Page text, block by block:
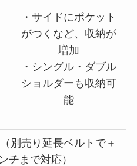
・サイドにポケット
がつくなど、収納が
増加
・シングル・ダブル
ショルダーも収納可
能
別売り延長ベルトで＋
チまで対応）